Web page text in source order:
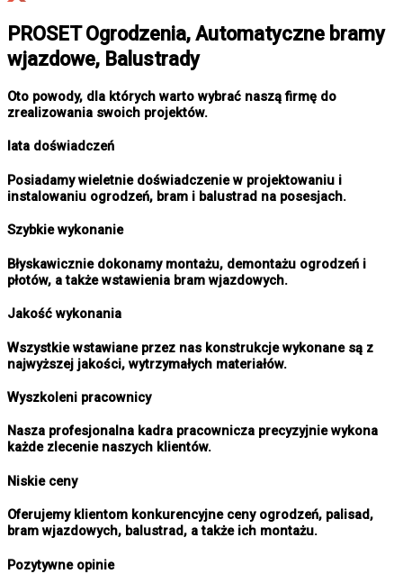
PROSET Ogrodzenia, Automatyczne bramy
wjazdowe, Balustrady
Oto powody, dla których warto wybrać naszą firmę do
zrealizowania swoich projektów.
lata doświadczeń
Posiadamy wieletnie doświadczenie w projektowaniu i
instalowaniu ogrodzeń, bram i balustrad na posesjach.
Szybkie wykonanie
Błyskawicznie dokonamy montażu, demontażu ogrodzeń i
płotów, a także wstawienia bram wjazdowych.
Jakość wykonania
Wszystkie wstawiane przez nas konstrukcje wykonane są z
najwyższej jakości, wytrzymałych materiałów.
Wyszkoleni pracownicy
Nasza profesjonalna kadra pracownicza precyzyjnie wykona
każde zlecenie naszych klientów.
Niskie ceny
Oferujemy klientom konkurencyjne ceny ogrodzeń, palisad,
bram wjazdowych, balustrad, a także ich montażu.
Pozytywne opinie